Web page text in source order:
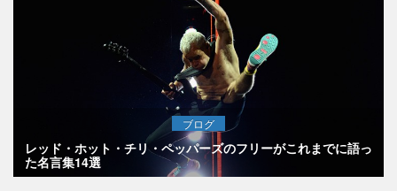
ブログ
レッド・ホット・チリ・ペッパーズのフリーがこれまでに語っ
た名言集14選